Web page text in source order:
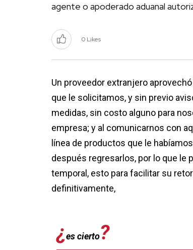
agente o apoderado aduanal
0 Likes
Un proveedor extranjero
que le solicitamos, y sin previo
medidas, sin costo alguno para
empresa; y al comunicarnos con
línea de productos que le
después regresarlos, por lo que le
temporal, esto para facilitar su
definitivamente,
es cierto